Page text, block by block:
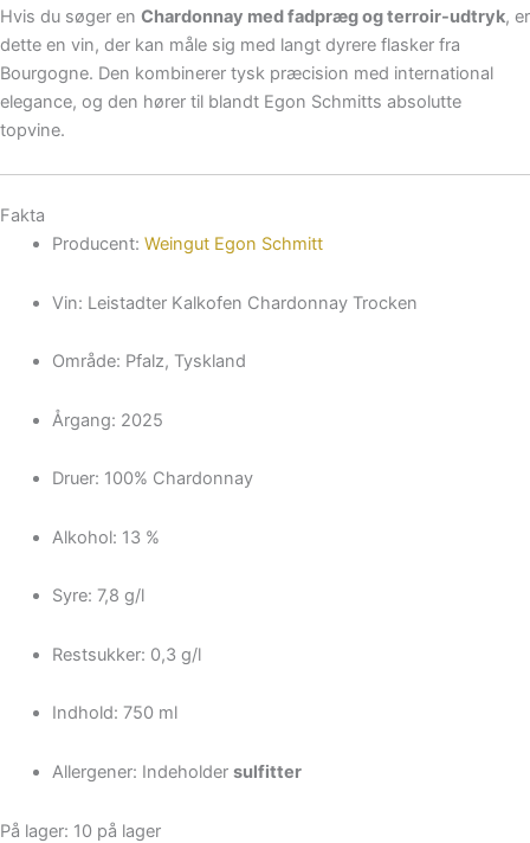
Hvis du søger en Chardonnay med fadpræg og terroir-udtryk, er
dette en vin, der kan måle sig med langt dyrere flasker fra
Bourgogne. Den kombinerer tysk præcision med international
elegance, og den hører til blandt Egon Schmitts absolutte
topvine.
Fakta
Producent: Weingut Egon Schmitt
Vin: Leistadter Kalkofen Chardonnay Trocken
Område: Pfalz, Tyskland
Årgang: 2025
Druer: 100% Chardonnay
Alkohol: 13 %
Syre: 7,8 g/l
Restsukker: 0,3 g/l
Indhold: 750 ml
Allergener: Indeholder sulfitter
På lager: 10 på lager